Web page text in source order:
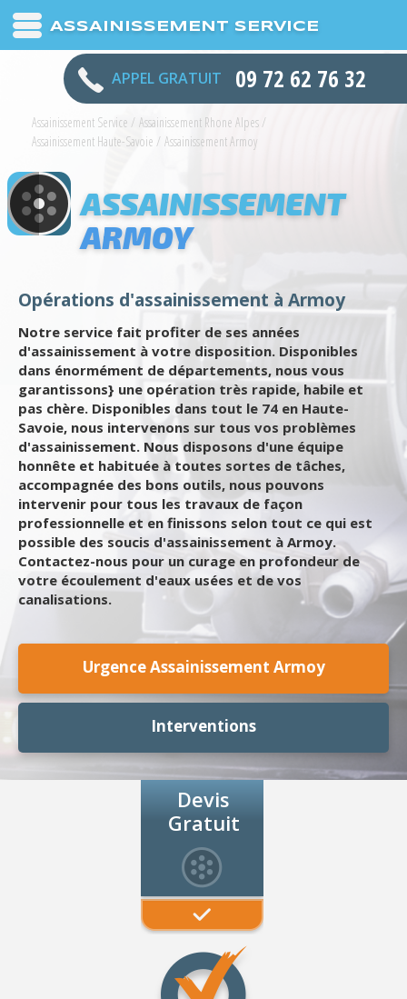
ASSAINISSEMENT SERVICE
APPEL GRATUIT 09 72 62 76 32
Assainissement Service / Assainissement Rhone Alpes/
Assainissement Haute-Savoie / Assainissement Armoy
ASSAINISSEMENT
ARMOY
Opérations d'assainissement à Armoy
Notre service fait profiter de ses années
d'assainissement à votre disposition. Disponibles
dans énormément de départements, nous vous
garantissons} une opération très rapide, habile et
pas chère. Disponibles dans tout le 74 en Haute-
Savoie, nous intervenons sur tous vos problèmes
d'assainissement. Nous disposons d'une équipe
honnête et habituée à toutes sortes de tâches,
accompagnée des bons outils, nous pouvons
intervenir pour tous les travaux de façon
professionnelle et en finissons selon tout ce qui est
possible des soucis d'assainissement à Armoy.
Contactez-nous pour un curage en profondeur de
votre écoulement d'eaux usées et de vos
canalisations.
Urgence Assainissement Armoy
Interventions
Devis
Gratuit